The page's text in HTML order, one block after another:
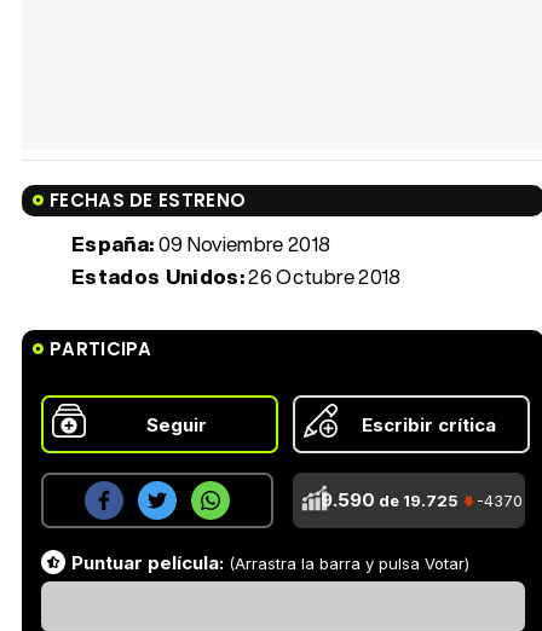
FECHAS DE ESTRENO
España:09 Noviembre 2018
Estados Unidos:26 Octubre 2018
PARTICIPA
Seguir Escribir crítica
9.590 de 19.725 -4370
Puntuar película: (Arrastra la barra y pulsa Votar)